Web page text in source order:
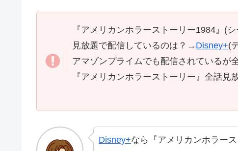
『アメリカンホラーストーリー1984』(
見放題で配信しているのは？→ Disney+(
アマゾンプライムでも配信されているが
『アメリカンホラーストーリー』全話
Disney+なら『アメリカンホラー